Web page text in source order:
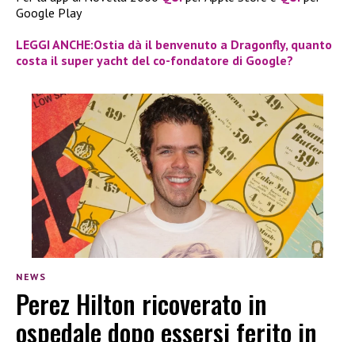
Google Play
LEGGI ANCHE:Ostia dà il benvenuto a Dragonfly, quanto
costa il super yacht del co-fondatore di Google?
NEWS
Perez Hilton ricoverato in
ospedale dopo essersi ferito in